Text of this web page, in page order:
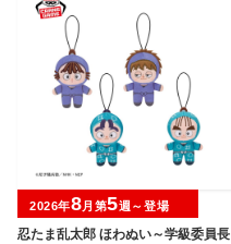
忍たま乱太郎 ほわぬい～学級委員長
2026年8月第5週～登場